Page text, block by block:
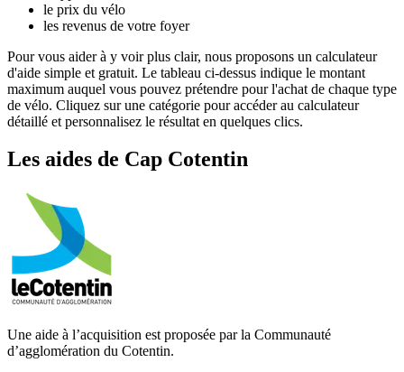
le prix du vélo
les revenus de votre foyer
Pour vous aider à y voir plus clair, nous proposons un calculateur
d'aide simple et gratuit. Le tableau ci-dessus indique le montant
maximum auquel vous pouvez prétendre pour l'achat de chaque type
de vélo. Cliquez sur une catégorie pour accéder au calculateur
détaillé et personnalisez le résultat en quelques clics.
Les aides de Cap Cotentin
Une aide à l’acquisition est proposée par la Communauté
d’agglomération du Cotentin.